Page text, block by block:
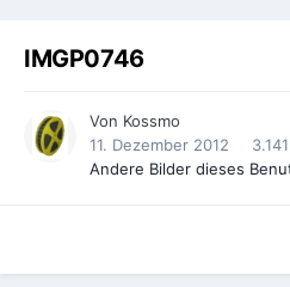
IMGP0746
Von Kossmo
11. Dezember 2012
Andere Bilder dieses